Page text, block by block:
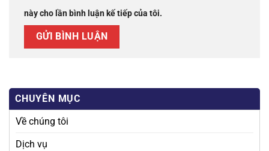
này cho lần bình luận kế tiếp của tôi.
CHUYÊN MỤC
Về chúng tôi
Dịch vụ